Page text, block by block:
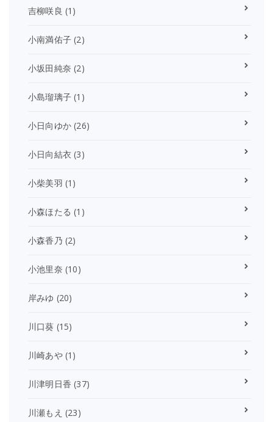
吉柳咲良 (1)
小南満佑子 (2)
小坂田純奈 (2)
小島瑠璃子 (1)
小日向ゆか (26)
小日向結衣 (3)
小柴美羽 (1)
小森ほたる (1)
小森香乃 (2)
小池里奈 (10)
岸みゆ (20)
川口葵 (15)
川崎あや(1)
川津明日香 (37)
川瀬もえ (23)